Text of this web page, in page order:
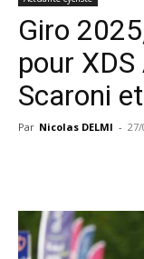
Giro
pour
Scaroni
Par Nicolas DELMI - 27/